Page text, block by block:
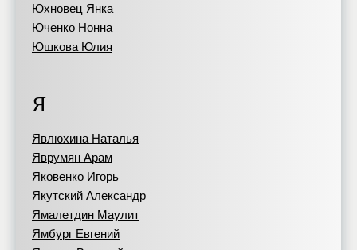
Юхновец Янка
Юченко Нонна
Юшкова Юлия
Я
Явлюхина Наталья
Яврумян Арам
Яковенко Игорь
Якутский Александр
Ямалетдин Маулит
Ямбург Евгений